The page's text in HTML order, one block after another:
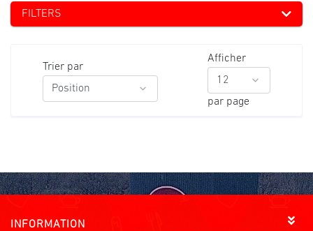
FILTERS
Trier par
Afficher
par page
INFORMATION